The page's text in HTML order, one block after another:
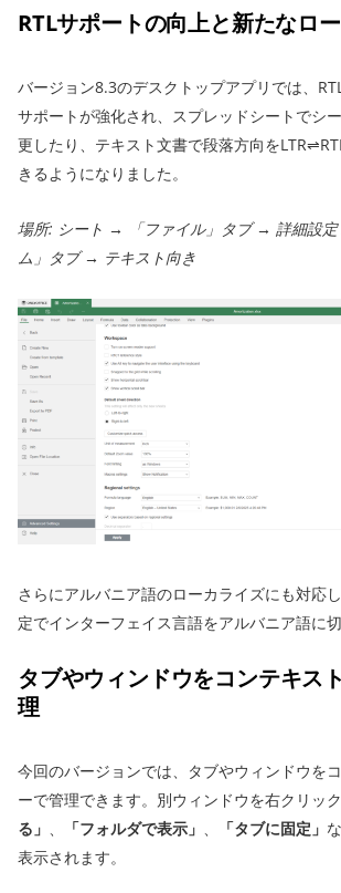
RTLサポートの向上と新たなロ
バージョン8.3のデスクトップアプリでは、
サポートが強化され、スプレッドシートでシ
更したり、テキスト文書で段落方向を
きるようになりました。
場所: シート → 「ファイル」タブ → 詳細設
ム」タブ → テキスト向き
さらにアルバニア語のローカライズにも対応
定でインターフェイス言語をアルバニア語に切
タブやウィンドウをコンテキス
理
今回のバージョンでは、タブやウィンドウを
ーで管理できます。別ウィンドウを右クリック
る」
「フォルダで表示」 「タブに固定」
表示されます。